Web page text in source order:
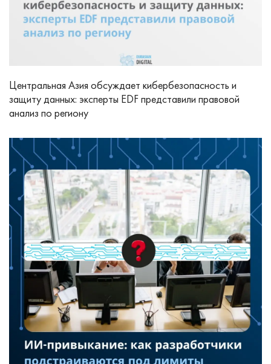
Центральная Азия обсуждает кибербезопасность и
защиту данных: эксперты EDF представили правовой
анализ по региону